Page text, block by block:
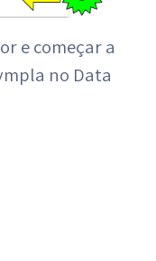
e começar a
no Data